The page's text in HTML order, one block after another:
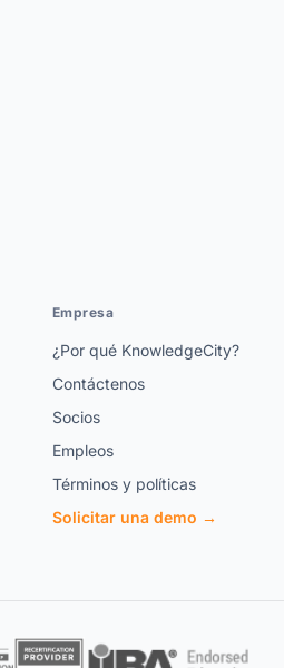
Empresa
¿Por qué KnowledgeCity?
Contáctenos
Socios
Empleos
Términos y políticas
Solicitar una demo →